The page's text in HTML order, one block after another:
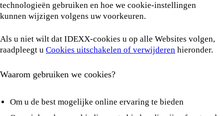
technologieën gebruiken en hoe we cookie-instellingen
kunnen wijzigen volgens uw voorkeuren.
Als u niet wilt dat IDEXX-cookies u op alle Websites volgen,
raadpleegt u Cookies uitschakelen of verwijderen hieronder.
Waarom gebruiken we cookies?
Om u de best mogelijke online ervaring te bieden